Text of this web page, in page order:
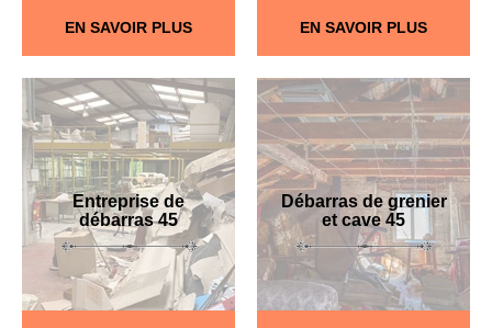
EN SAVOIR PLUS EN SAVOIR PLUS
Entreprise de
débarras 45
Débarras de grenier
et cave 45